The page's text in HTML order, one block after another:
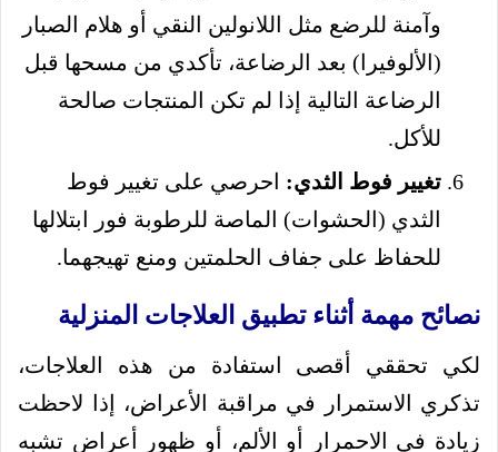
وآمنة للرضع مثل اللانولين النقي أو هلام الصبار
(الألوفيرا) بعد الرضاعة، تأكدي من مسحها قبل
الرضاعة التالية إذا لم تكن المنتجات صالحة
للأكل.
تغيير فوط الثدي: احرصي على تغيير فوط
الثدي (الحشوات) الماصة للرطوبة فور ابتلالها
للحفاظ على جفاف الحلمتين ومنع تهيجهما.
نصائح مهمة أثناء تطبيق العلاجات المنزلية
لكي تحققي أقصى استفادة من هذه العلاجات،
تذكري الاستمرار في مراقبة الأعراض، إذا لاحظت
زيادة في الاحمرار أو الألم، أو ظهور أعراض تشبه